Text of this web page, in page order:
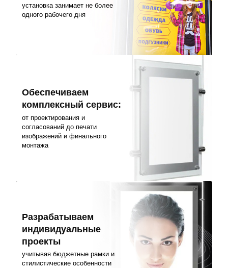
установка занимает не более
одного рабочего дня
Обеспечиваем
комплексный сервис:
от проектирования и
согласований до печати
изображений и финального
монтажа
Разрабатываем
индивидуальные
проекты
учитывая бюджетные рамки и
стилистические особенности